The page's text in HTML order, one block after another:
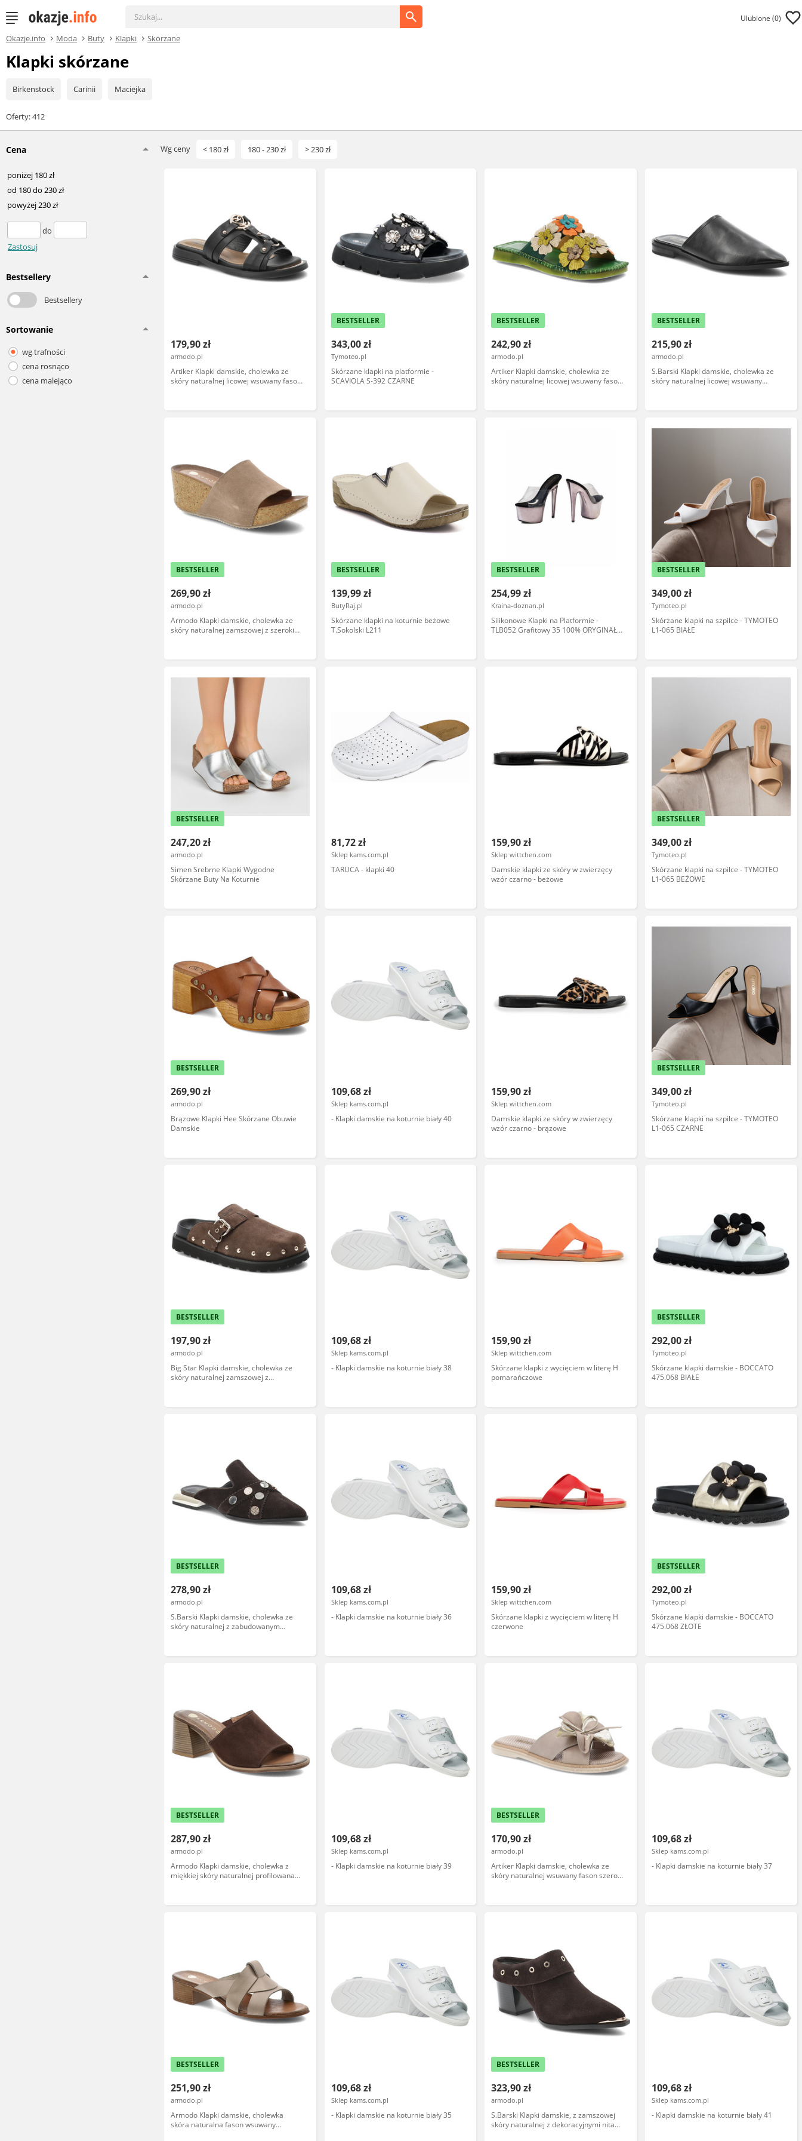
Ulubione (0)
Okazje.info Moda Buty Klapki Skórzane
Klapki skórzane
Birkenstock Carinii Maciejka
Oferty: 412
Cena
poniżej 180 zł
od 180 do 230 zł
powyżej 230 zł
do
Zastosuj
Bestsellery
Bestsellery
Sortowanie
wg trafności
cena rosnąco
cena malejąco
Wg ceny < 180 zł 180 - 230 zł > 230 zł
179,90 zł
armodo.pl
Artiker Klapki damskie, cholewka ze
skóry naturalnej licowej wsuwany fason
BESTSELLER
343,00 zł
Tymoteo.pl
Skórzane klapki na platformie -
SCAVIOLA S-392 CZARNE
BESTSELLER
242,90 zł
armodo.pl
Artiker Klapki damskie, cholewka ze
skóry naturalnej licowej wsuwany fason
BESTSELLER
215,90 zł
armodo.pl
S.Barski Klapki damskie, cholewka ze
skóry naturalnej licowej wsuwany
BESTSELLER
269,90 zł
armodo.pl
Armodo Klapki damskie, cholewka ze
skóry naturalnej zamszowej z szerokim
BESTSELLER
139,99 zł
ButyRaj.pl
Skórzane klapki na koturnie beżowe
T.Sokolski L211
BESTSELLER
254,99 zł
Kraina-doznan.pl
Silikonowe Klapki na Platformie -
TLB052 Grafitowy 35 100% ORYGINAŁ
BESTSELLER
349,00 zł
Tymoteo.pl
Skórzane klapki na szpilce - TYMOTEO
L1-065 BIAŁE
BESTSELLER
247,20 zł
armodo.pl
Simen Srebrne Klapki Wygodne
Skórzane Buty Na Koturnie
81,72 zł
Sklep kams.com.pl
TARUCA - klapki 40
159,90 zł
Sklep wittchen.com
Damskie klapki ze skóry w zwierzęcy
wzór czarno - beżowe
BESTSELLER
349,00 zł
Tymoteo.pl
Skórzane klapki na szpilce - TYMOTEO
L1-065 BEŻOWE
BESTSELLER
269,90 zł
armodo.pl
Brązowe Klapki Hee Skórzane Obuwie
Damskie
109,68 zł
Sklep kams.com.pl
- Klapki damskie na koturnie biały 40
159,90 zł
Sklep wittchen.com
Damskie klapki ze skóry w zwierzęcy
wzór czarno - brązowe
BESTSELLER
349,00 zł
Tymoteo.pl
Skórzane klapki na szpilce - TYMOTEO
L1-065 CZARNE
BESTSELLER
197,90 zł
armodo.pl
Big Star Klapki damskie, cholewka ze
skóry naturalnej zamszowej z
TT274952
109,68 zł
Sklep kams.com.pl
- Klapki damskie na koturnie biały 38
159,90 zł
Sklep wittchen.com
Skórzane klapki z wycięciem w literę H
pomarańczowe
BESTSELLER
292,00 zł
Tymoteo.pl
Skórzane klapki damskie - BOCCATO
475.068 BIAŁE
BESTSELLER
278,90 zł
armodo.pl
S.Barski Klapki damskie, cholewka ze
skóry naturalnej z zabudowanym
dekoracyjnymi paskami i nitami,
109,68 zł
Sklep kams.com.pl
- Klapki damskie na koturnie biały 36
159,90 zł
Sklep wittchen.com
Skórzane klapki z wycięciem w literę H
czerwone
BESTSELLER
292,00 zł
Tymoteo.pl
Skórzane klapki damskie - BOCCATO
475.068 ZŁOTE
BESTSELLER
287,90 zł
armodo.pl
Armodo Klapki damskie, cholewka z
miękkiej skóry naturalnej profilowana
109,68 zł
Sklep kams.com.pl
- Klapki damskie na koturnie biały 39
BESTSELLER
170,90 zł
armodo.pl
Artiker Klapki damskie, cholewka ze
skóry naturalnej wsuwany fason szeroki
109,68 zł
Sklep kams.com.pl
- Klapki damskie na koturnie biały 37
BESTSELLER
251,90 zł
armodo.pl
Armodo Klapki damskie, cholewka
skóra naturalna fason wsuwany
109,68 zł
Sklep kams.com.pl
- Klapki damskie na koturnie biały 35
BESTSELLER
323,90 zł
armodo.pl
S.Barski Klapki damskie, z zamszowej
skóry naturalnej z dekoracyjnymi nitami
109,68 zł
Sklep kams.com.pl
- Klapki damskie na koturnie biały 41